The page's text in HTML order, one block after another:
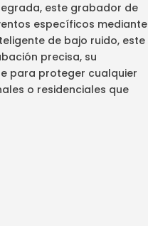
este grabador de
específicos mediante
de bajo ruido, este
precisa, su
para proteger cualquier
o residenciales que